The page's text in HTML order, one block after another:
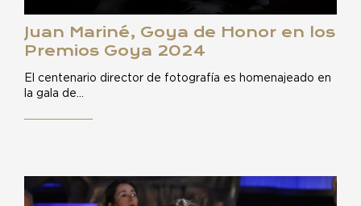
Juan Mariné, Goya de Honor en los
Premios Goya 2024
El centenario director de fotografía es homenajeado en
la gala de…